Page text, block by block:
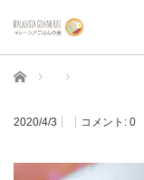
ホーム
2020/4/3 コメント: 0